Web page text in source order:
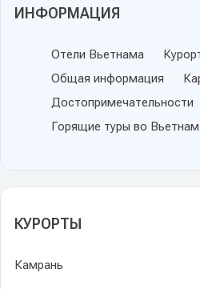
ИНФОРМАЦИЯ
Отели Вьетнама
Общая информация
Достопримечательности
Горящие туры во
КУРОРТЫ
Камрань